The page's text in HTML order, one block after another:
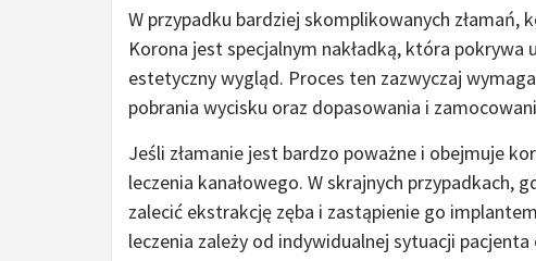
W przypadku bardziej skomplikowanych
Korona jest specjalnym nakładką, która pokrywa
estetyczny wygląd. Proces ten zazwyczaj
pobrania wycisku oraz dopasowania i
Jeśli złamanie jest bardzo poważne i obejmuje
leczenia kanałowego. W skrajnych przypadkach,
zalecić ekstrakcję zęba i zastąpienie go
leczenia zależy od indywidualnej sytuacji